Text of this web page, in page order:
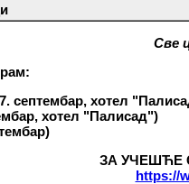
Све
септембар, хотел
хотел "Палисад")
ЗА УЧЕШЋЕ
https://